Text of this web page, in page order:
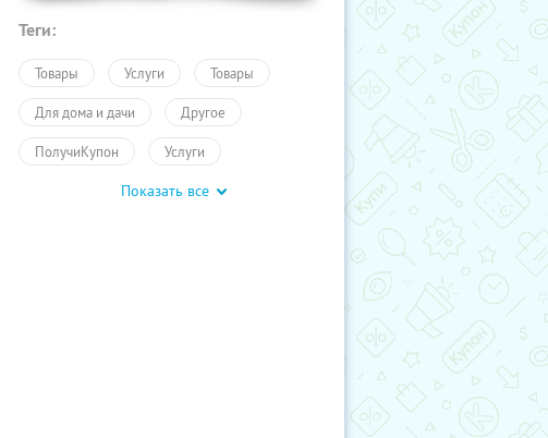
Теги:
Товары Услуги Товары
Для дома и дачи Другое
ПолучиКупон Услуги
Показать все